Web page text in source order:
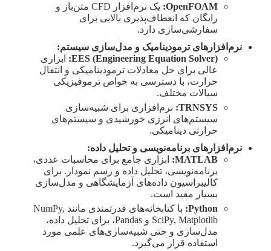
OpenFOAM:
یک نرم‌افزار CFD متن‌باز و
رایگان که انعطاف‌پذیری بالایی برای
سفارشی‌سازی دارد.
نرم‌افزارهای ترمودینامیک و مدل‌سازی سیستم:
EES (Engineering Equation Solver):
ابزاری
عالی برای حل معادلات ترمودینامیکی و انتقال
حرارت، با دسترسی به خواص ترموفیزیکی
سیالات مختلف.
TRNSYS: نرم‌افزاری برای شبیه‌سازی
سیستم‌های انرژی خورشیدی و سیستم‌های
حرارتی دینامیکی.
نرم‌افزارهای برنامه‌نویسی و تحلیل داده:
MATLAB:
ابزاری جامع برای محاسبات عددی،
برنامه‌نویسی، تحلیل داده و رسم نمودار. برای
کالیبراسیون داده‌های آزمایشگاهی و مدل‌سازی
بسیار مفید است.
Python:
با کتابخانه‌های قدرتمندی مانند NumPy,
SciPy, Matplotlib و Pandas، برای تحلیل داده،
مدل‌سازی و حتی شبیه‌سازی‌های علمی مورد
استفاده قرار می‌گیرد.